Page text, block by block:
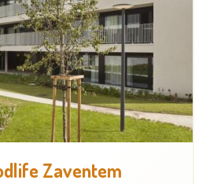
Zaventem